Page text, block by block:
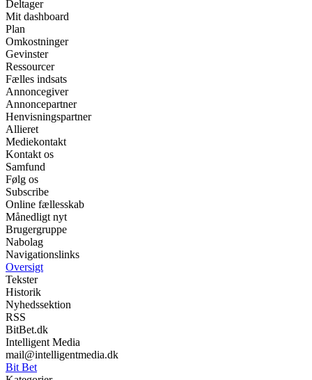
Deltager
Mit dashboard
Plan
Omkostninger
Gevinster
Ressourcer
Fælles indsats
Annoncegiver
Annoncepartner
Henvisningspartner
Allieret
Mediekontakt
Kontakt os
Samfund
Følg os
Subscribe
Online fællesskab
Månedligt nyt
Brugergruppe
Nabolag
Navigationslinks
Oversigt
Tekster
Historik
Nyhedssektion
RSS
BitBet.dk
Intelligent Media
mail@intelligentmedia.dk
Bit Bet